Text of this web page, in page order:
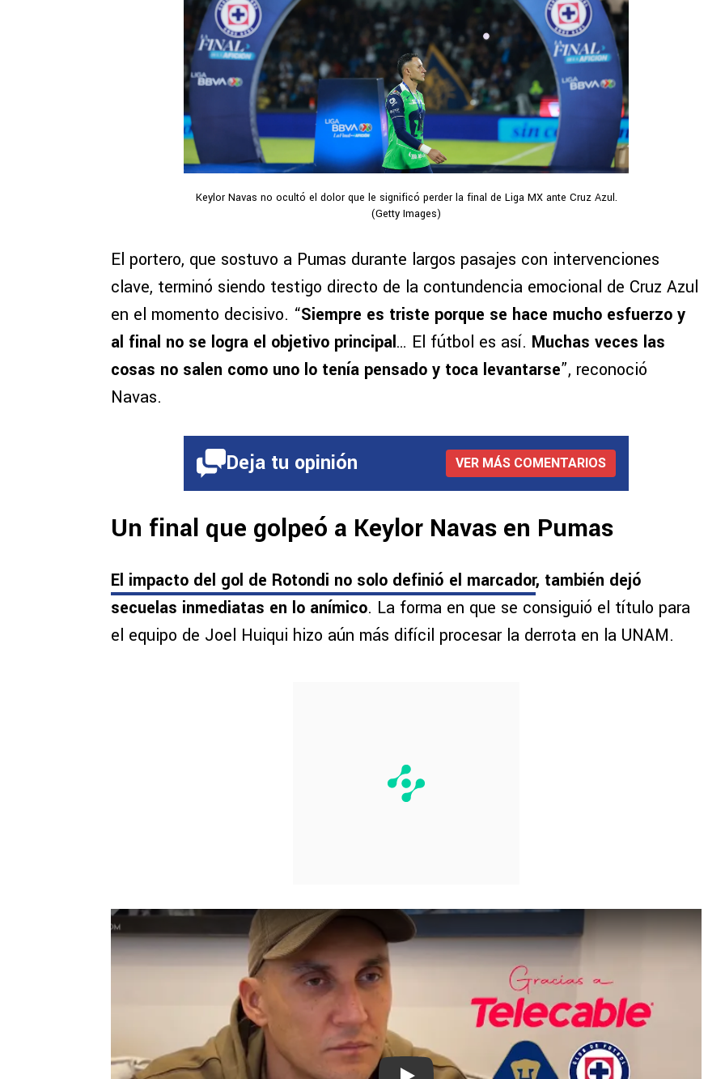
Keylor Navas no ocultó el dolor que le significó perder la final de Liga MX ante Cruz Azul.
(Getty Images)
El portero, que sostuvo a Pumas durante largos pasajes con intervenciones
clave, terminó siendo testigo directo de la contundencia emocional de Cruz Azul
en el momento decisivo. “Siempre es triste porque se hace mucho esfuerzo y
al final no se logra el objetivo principal… El fútbol es así. Muchas veces las
cosas no salen como uno lo tenía pensado y toca levantarse”, reconoció
Navas.
Deja tu opinión VER MÁS COMENTARIOS
Un final que golpeó a Keylor Navas en Pumas
El impacto del gol de Rotondi no solo definió el marcador, también dejó
secuelas inmediatas en lo anímico. La forma en que se consiguió el título para
el equipo de Joel Huiqui hizo aún más difícil procesar la derrota en la UNAM.